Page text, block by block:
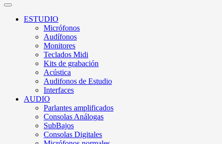
ESTUDIO
Micrófonos
Audífonos
Monitores
Teclados Midi
Kits de grabación
Acústica
Audifonos de Estudio
Interfaces
AUDIO
Parlantes amplificados
Consolas Análogas
SubBajos
Consolas Digitales